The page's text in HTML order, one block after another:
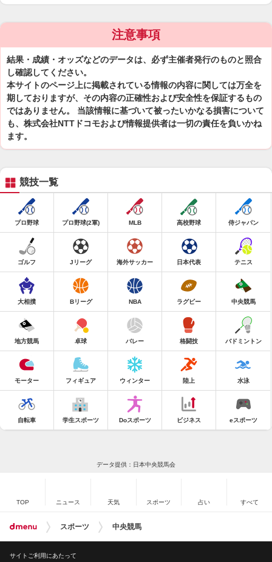
注意事項
結果・成績・オッズなどのデータは、必ず主催者発行のものと照合
し確認してください。
本サイトのページ上に掲載されている情報の内容に関しては万全を
期しておりますが、その内容の正確性および安全性を保証するもの
ではありません。 当該情報に基づいて被ったいかなる損害について
も、株式会社NTTドコモおよび情報提供者は一切の責任を負いかね
ます。
競技一覧
プロ野球 プロ野球(2軍) MLB 高校野球 侍ジャパン
ゴルフ Jリーグ 海外サッカー 日本代表 テニス
大相撲 Bリーグ NBA ラグビー 中央競馬
地方競馬 卓球 バレー 格闘技 バドミントン
モーター フィギュア ウィンター 陸上 水泳
自転車 学生スポーツ Doスポーツ ビジネス eスポーツ
データ提供：日本中央競馬会
TOP ニュース 天気 スポーツ 占い すべて
スポーツ 中央競馬
サイトご利用にあたって